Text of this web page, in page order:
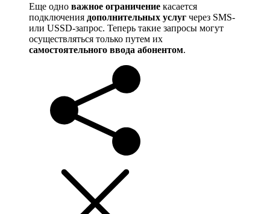
Еще одно важное ограничение касается
подключения дополнительных услуг через SMS-
или USSD-запрос. Теперь такие запросы могут
осуществляться только путем их
самостоятельного ввода абонентом.